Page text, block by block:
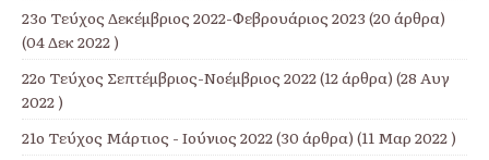
23ο Τεύχος Δεκέμβριος 2022-Φεβρουάριος 2023 (20 άρθρα)
(04 Δεκ 2022 )
22ο Τεύχος Σεπτέμβριος-Νοέμβριος 2022(12 άρθρα) (28 Αυγ
2022 )
21ο Τεύχος Μάρτιος - Ιούνιος 2022(30 άρθρα) (11 Μαρ 2022 )